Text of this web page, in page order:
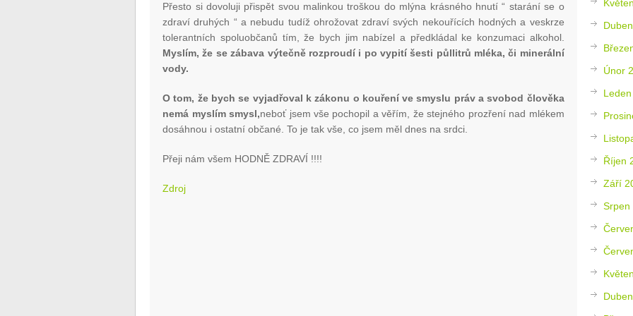
Přesto si dovoluji přispět svou malinkou troškou do mlýna krásného hnutí “ starání se o
zdraví druhých “ a nebudu tudíž ohrožovat zdraví svých nekouřících hodných a veskrze
tolerantních spoluobčanů tím, že bych jim nabízel a předkládal ke konzumaci alkohol.
Myslím, že se zábava výtečně rozproudí i po vypití šesti půllitrů mléka, či minerální
vody.
O tom, že bych se vyjadřoval k zákonu o kouření ve smyslu práv a svobod člověka
nemá myslím smysl,neboť jsem vše pochopil a věřím, že stejného prozření nad mlékem
dosáhnou i ostatní občané. To je tak vše, co jsem měl dnes na srdci.
Přeji nám všem HODNĚ ZDRAVÍ !!!!
Zdroj
Únor
Říjen
Září
Srpen